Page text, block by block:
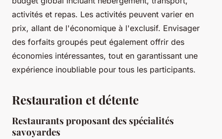
activités et repas. Les activités peuvent varier en
prix, allant de l'économique à l'exclusif. Envisager
des forfaits groupés peut également offrir des
économies intéressantes, tout en garantissant une
expérience inoubliable pour tous les participants.
Restauration et détente
Restaurants proposant des spécialités
savoyardes